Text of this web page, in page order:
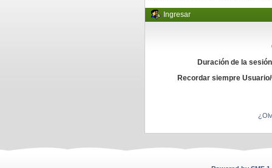
Ingresar
Duración de la
Recordar siempre